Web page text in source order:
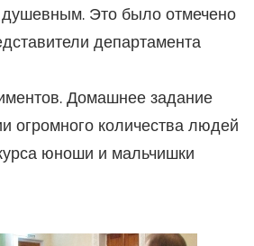
душевным. Это было отмечено
департамента
Домашнее задание
огромного количества людей
юноши и мальчишки